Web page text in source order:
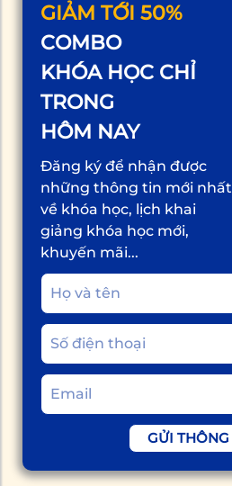
GIẢM TỚI 50%
COMBO
KHÓA HỌC CHỈ
TRONG
HÔM NAY
Đăng ký để nhận được
những thông tin mới nhất
về khóa học, lịch khai
giảng khóa học mới,
khuyến mãi...
GỬI THÔNG